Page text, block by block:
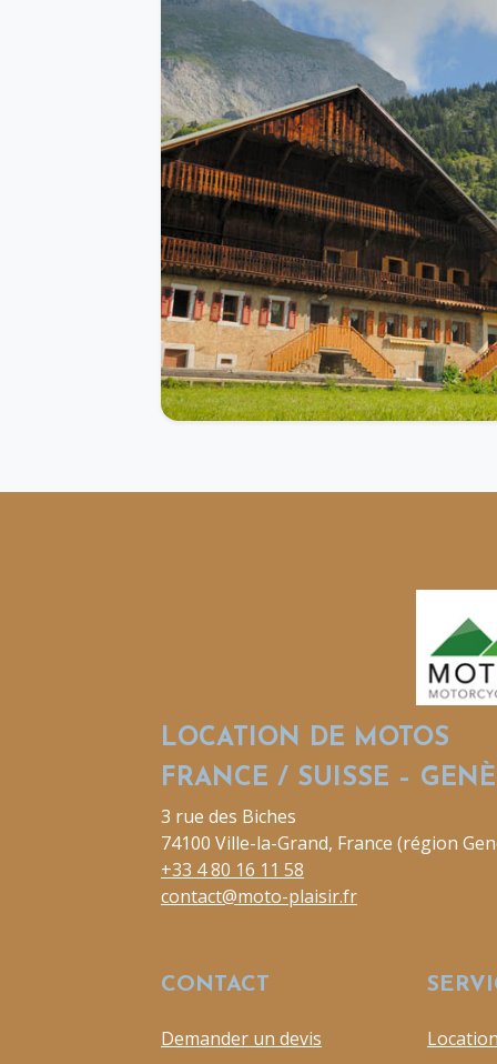
LOCATION DE MOTOS
FRANCE / SUISSE –
3 rue des Biches
74100 Ville-la-Grand, France (région
+33 4 80 16 11 58
contact@moto-plaisir.fr
CONTACT
Demander un devis